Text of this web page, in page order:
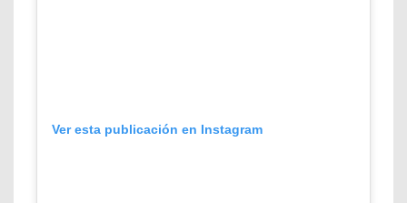
Ver esta publicación en Instagram